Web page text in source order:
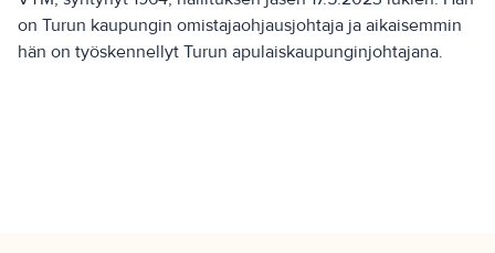
on Turun kaupungin omistajaohjausjohtaja ja aikaisemmin
hän on työskennellyt Turun apulaiskaupunginjohtajana.